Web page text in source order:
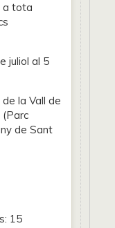
a tota
juliol al 5
la Vall de
(Parc
de Sant
15